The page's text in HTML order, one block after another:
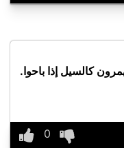
كالسيل إذا باحوا.